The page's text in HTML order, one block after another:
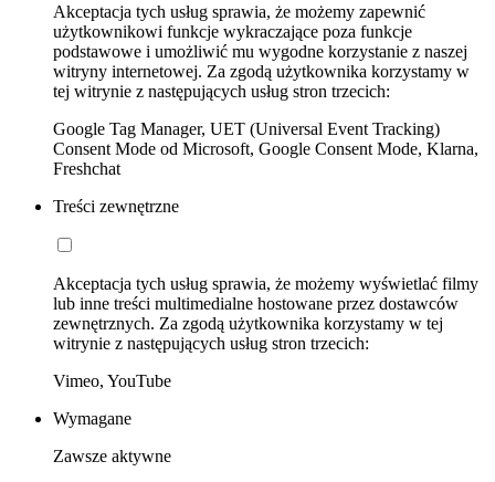
Akceptacja tych usług sprawia, że możemy zapewnić
użytkownikowi funkcje wykraczające poza funkcje
podstawowe i umożliwić mu wygodne korzystanie z naszej
witryny internetowej. Za zgodą użytkownika korzystamy w
tej witrynie z następujących usług stron trzecich:
Google Tag Manager, UET (Universal Event Tracking)
Consent Mode od Microsoft, Google Consent Mode, Klarna,
Freshchat
Treści zewnętrzne
Akceptacja tych usług sprawia, że możemy wyświetlać filmy
lub inne treści multimedialne hostowane przez dostawców
zewnętrznych. Za zgodą użytkownika korzystamy w tej
witrynie z następujących usług stron trzecich:
Vimeo, YouTube
Wymagane
Zawsze aktywne